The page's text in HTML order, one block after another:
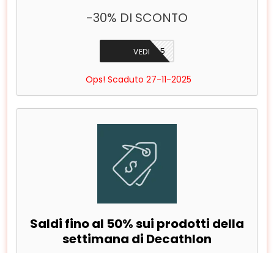
-30% DI SCONTO
BFEXTRA5
VEDI
Ops! Scaduto 27-11-2025
Saldi fino al 50% sui prodotti della
settimana di Decathlon